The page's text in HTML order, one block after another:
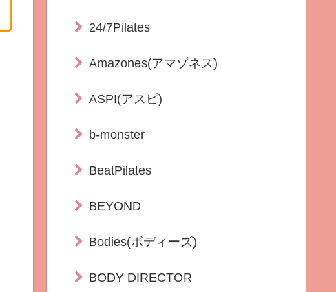
24/7Pilates
Amazones(アマゾネス)
ASPI(アスピ)
b-monster
BeatPilates
BEYOND
Bodies(ボディーズ)
BODY DIRECTOR